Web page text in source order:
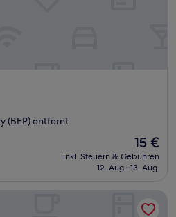
(BEP) entfernt
Der
Preis
beträgt
15 €
inkl. Steuern & Gebühren
12. Aug.–13. Aug.